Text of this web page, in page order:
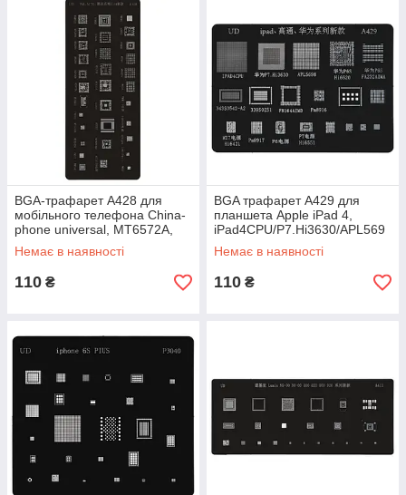
BGA-трафарет A428 для
мобільного телефона China-
phone universal, MT6572A,
MT6223, MT6225A, PM8110,
PM8029,
Немає в наявності
110 ₴
BGA трафарет A429 для
планшета Apple iPad 4,
iPad4CPU/P7.Hi3630/APL569
8/P6SHiv620
Немає в наявності
110 ₴